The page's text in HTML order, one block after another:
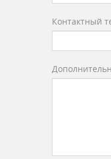
Контактный